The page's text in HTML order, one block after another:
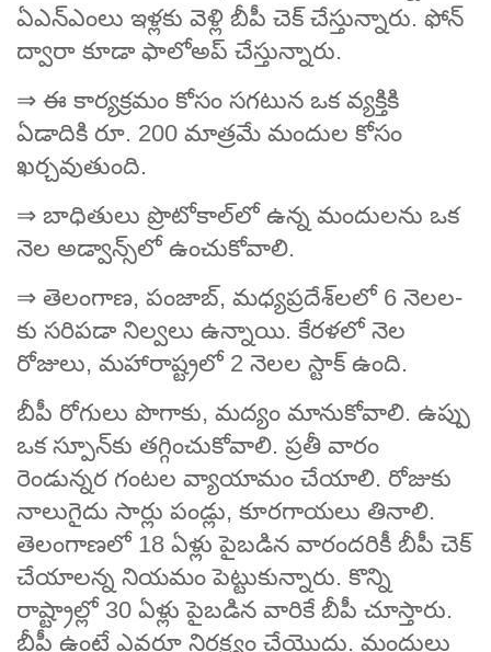
ఏఎన్‌ఎంలు ఇళ్లకు వెళ్లి బీపీ చెక్‌ చేస్తున్నారు. ఫోన్‌
ద్వారా కూడా ఫాలోఅప్‌ చేస్తున్నారు.
⇒ ఈ కార్యక్రమం కోసం సగటున ఒక వ్యక్తికి
ఏడాదికి రూ. 200 మాత్రమే మందుల కోసం
ఖర్చవుతుంది.
⇒ బాధితులు ప్రొటోకాల్‌లో ఉన్న మందులను ఒక
నెల అడ్వాన్స్‌లో ఉంచుకోవాలి.
⇒ తెలంగాణ, పంజాబ్, మధ్యప్రదేశ్‌లలో 6 నె­ల­ల­
కు సరిపడా నిల్వలు ఉన్నాయి. కేరళలో నెల
రోజులు, మహారాష్ట్రలో 2 నెలల స్టాక్‌ ఉంది.
బీపీ రోగులు పొగాకు, మద్యం మానుకోవాలి. ఉప్పు
ఒక స్పూన్‌కు తగ్గించుకోవాలి. ప్రతీ వారం
రెండున్నర గంటల వ్యాయామం చేయాలి. రోజుకు
నాలుగైదు సార్లు పండ్లు, కూరగాయలు తినాలి.
తెలంగాణలో 18 ఏళ్లు పైబడిన వారందరికీ బీపీ చెక్‌
చేయాలన్న నియమం పెట్టుకున్నారు. కొన్ని
రాష్ట్రాల్లో 30 ఏళ్లు పైబడిన వారికే బీపీ చూస్తారు.
బీపీ ఉంటే ఎవరూ నిర్లక్ష్యం చేయొద్దు. మందులు